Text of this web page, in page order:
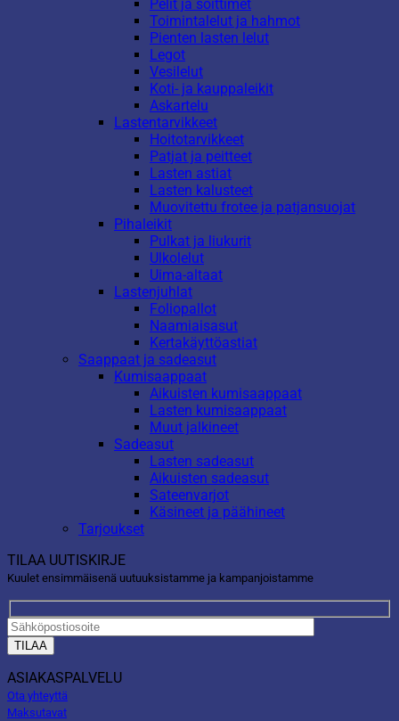
Pelit ja soittimet
Toimintalelut ja hahmot
Pienten lasten lelut
Legot
Vesilelut
Koti- ja kauppaleikit
Askartelu
Lastentarvikkeet
Hoitotarvikkeet
Patjat ja peitteet
Lasten astiat
Lasten kalusteet
Muovitettu frotee ja patjansuojat
Pihaleikit
Pulkat ja liukurit
Ulkolelut
Uima-altaat
Lastenjuhlat
Foliopallot
Naamiaisasut
Kertakäyttöastiat
Saappaat ja sadeasut
Kumisaappaat
Aikuisten kumisaappaat
Lasten kumisaappaat
Muut jalkineet
Sadeasut
Lasten sadeasut
Aikuisten sadeasut
Sateenvarjot
Käsineet ja päähineet
Tarjoukset
TILAA UUTISKIRJE
Kuulet ensimmäisenä uutuuksistamme ja kampanjoistamme
ASIAKASPALVELU
Ota yhteyttä
Maksutavat